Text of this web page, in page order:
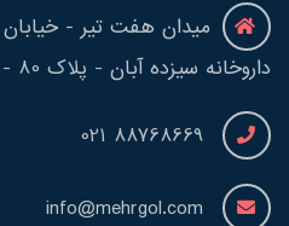
میدان هفت تیر - خیابان
داروخانه سیزده آبان - پلاک 80 - واحد 5 - طبقه دوم
88768669 021
info@mehrgol.com